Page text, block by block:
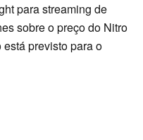
para streaming de
sobre o preço do Nitro
previsto para o